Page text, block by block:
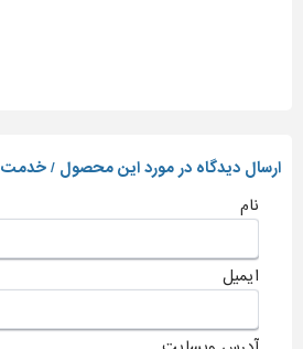
ارسال دیدگاه در مورد این محصول / خدمت
نام
ایمیل